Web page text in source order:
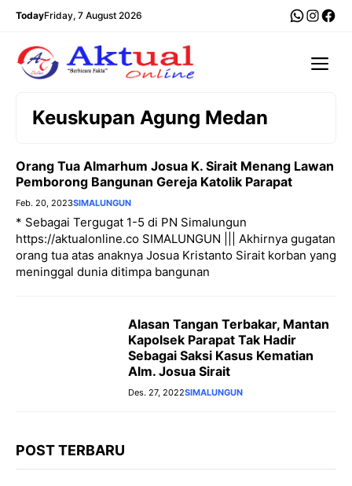
Langsung
TodayFriday, 7 August 2026
Keuskupan Agung Medan
Orang Tua Almarhum Josua K. Sirait Menang Lawan
Pemborong Bangunan Gereja Katolik Parapat
Feb. 20, 2023SIMALUNGUN
* Sebagai Tergugat 1-5 di PN Simalungun
https://aktualonline.co SIMALUNGUN ||| Akhirnya gugatan
orang tua atas anaknya Josua Kristanto Sirait korban yang
meninggal dunia ditimpa bangunan
Alasan Tangan Terbakar, Mantan
Kapolsek Parapat Tak Hadir
Sebagai Saksi Kasus Kematian
Alm. Josua Sirait
Des. 27, 2022SIMALUNGUN
POST TERBARU